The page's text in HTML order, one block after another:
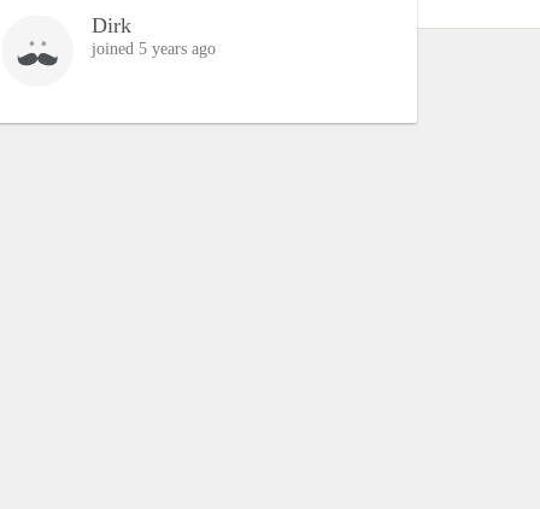
Dirk
joined 5 years ago